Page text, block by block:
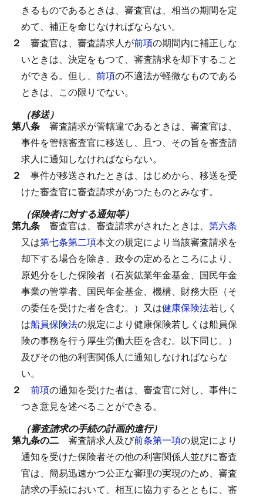
きるものであるときは、審査官は、相当の期間を定
めて、補正を命じなければならない。
２ 審査官は、審査請求人が前項の期間内に補正しな
いときは、決定をもつて、審査請求を却下すること
ができる。 但し、 前項の不適法が軽微なものである
ときは、この限りでない。
（移送）
第八条 審査請求が管轄違であるときは、審査官は、
事件を管轄審査官に移送し、且つ、その旨を審査請
求人に通知しなければならない。
２ 事件が移送されたときは、はじめから、移送を受
けた審査官に審査請求があつたものとみなす。
（保険者に対する通知等）
第九条 審査官は、審査請求がされたときは、 第六条
又は第七条第二項本文の規定により当該審査請求を
却下する場合を除き、政令の定めるところにより、
原処分をした保険者（石炭鉱業年金基金、国民年金
事業の管掌者、国民年金基金、機構、財務大臣（そ
の委任を受けた者を含む。）又は健康保険法若しく
は船員保険法の規定により健康保険若しくは船員保
険の事務を行う厚生労働大臣を含む。以下同じ。）
及びその他の利害関係人に通知しなければならな
い。
２ 前項の通知を受けた者は、審査官に対し、事件に
つき意見を述べることができる。
（審査請求の手続の計画的進行）
第九条の二 審査請求人及び前条第一項の規定により
通知を受けた保険者その他の利害関係人並びに審査
官は、簡易迅速かつ公正な審理の実現のため、審査
請求の手続において、相互に協力するとともに、審